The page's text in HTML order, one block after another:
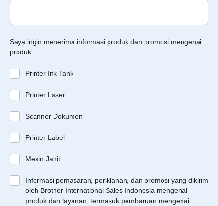
Saya ingin menerima informasi produk dan promosi mengenai
produk:
Printer Ink Tank
Printer Laser
Scanner Dokumen
Printer Label
Mesin Jahit
Informasi pemasaran, periklanan, dan promosi yang dikirim
oleh Brother International Sales Indonesia mengenai
produk dan layanan, termasuk pembaruan mengenai